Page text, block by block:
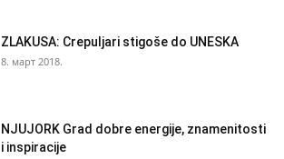
ZLAKUSA: Crepuljari stigoše do UNESKA
8. март 2018.
NJUJORK Grad dobre energije, znamenitosti
i inspiracije